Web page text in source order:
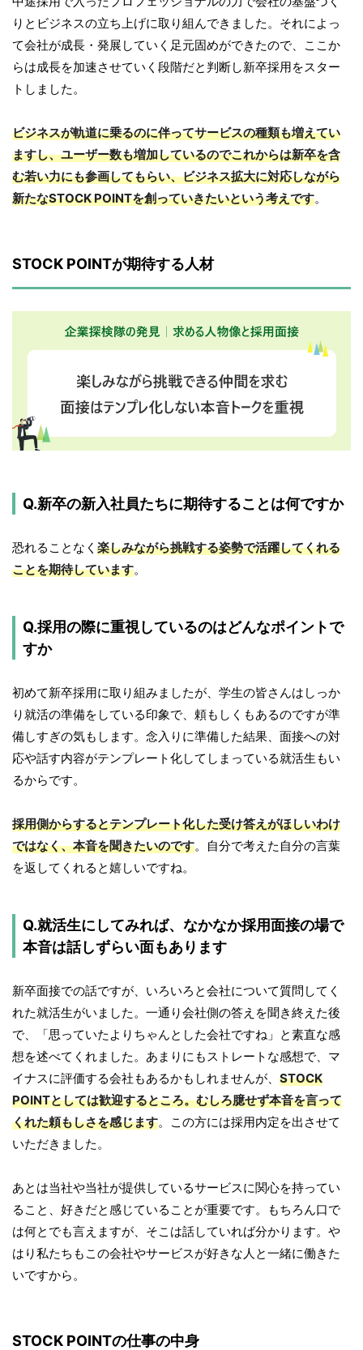
りとビジネスの立ち上げに取り組んできました。それによっ
て会社が成長・発展していく足元固めができたので、ここか
らは成長を加速させていく段階だと判断し新卒採用をスター
トしました。
ビジネスが軌道に乗るのに伴ってサービスの種類も増えてい
ますし、ユーザー数も増加しているのでこれからは新卒を含
む若い力にも参画してもらい、ビジネス拡大に対応しながら
新たなSTOCK POINTを創っていきたいという考えです。
STOCK POINTが期待する人材
Q.新卒の新入社員たちに期待することは何ですか
恐れることなく 楽しみながら挑戦する姿勢で活躍してくれる
ことを期待しています。
Q.採用の際に重視しているのはどんなポイントで
すか
初めて新卒採用に取り組みましたが、学生の皆さんはしっか
り就活の準備をしている印象で、頼もしくもあるのですが準
備しすぎの気もします。念入りに準備した結果、面接への対
応や話す内容がテンプレート化してしまっている就活生もい
るからです。
採用側からするとテンプレート化した受け答えがほしいわけ
ではなく、本音を聞きたいのです。自分で考えた自分の言葉
を返してくれると嬉しいですね。
Q.就活生にしてみれば、なかなか採用面接の場で
本音は話しずらい面もあります
新卒面接での話ですが、いろいろと会社について質問してく
れた就活生がいました。一通り会社側の答えを聞き終えた後
で、「思っていたよりちゃんとした会社ですね」と素直な感
想を述べてくれました。あまりにもストレートな感想で、マ
イナスに評価する会社もあるかもしれませんが、 STOCK
POINTとしては歓迎するところ。むしろ臆せず本音を言って
くれた頼もしさを感じます。この方には採用内定を出させて
いただきました。
あとは当社や当社が提供しているサービスに関心を持ってい
ること、好きだと感じていることが重要です。もちろん口で
は何とでも言えますが、そこは話していれば分かります。や
はり私たちもこの会社やサービスが好きな人と一緒に働きた
いですから。
STOCK POINTの仕事の中身